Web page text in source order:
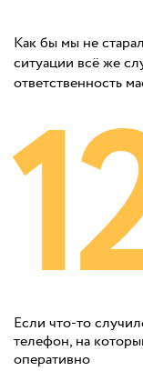
Как бы мы не
ситуации всё же
ответственность
Если что-то
телефон, на
оперативно